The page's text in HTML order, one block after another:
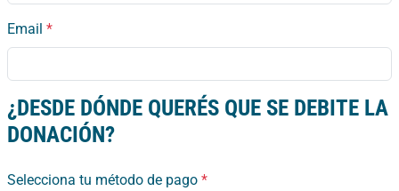
Email *
¿DESDE DÓNDE QUERÉS QUE SE DEBITE LA
DONACIÓN?
Selecciona tu método de pago *